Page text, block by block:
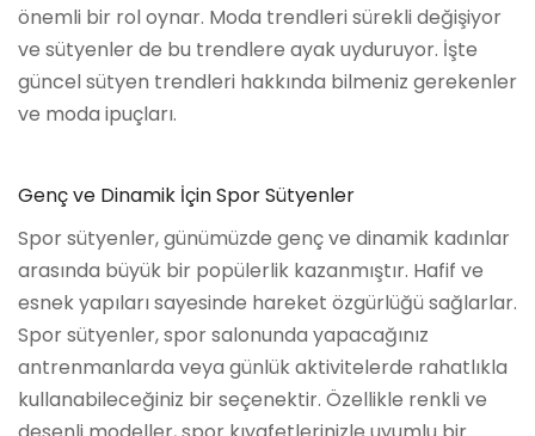
önemli bir rol oynar. Moda trendleri sürekli değişiyor
ve sütyenler de bu trendlere ayak uyduruyor. İşte
güncel sütyen trendleri hakkında bilmeniz gerekenler
ve moda ipuçları.
Genç ve Dinamik İçin Spor Sütyenler
Spor sütyenler, günümüzde genç ve dinamik kadınlar
arasında büyük bir popülerlik kazanmıştır. Hafif ve
esnek yapıları sayesinde hareket özgürlüğü sağlarlar.
Spor sütyenler, spor salonunda yapacağınız
antrenmanlarda veya günlük aktivitelerde rahatlıkla
kullanabileceğiniz bir seçenektir. Özellikle renkli ve